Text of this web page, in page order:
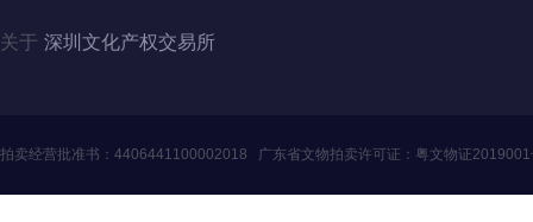
关于 深圳文化产权交易所
拍卖经营批准书： 4406441100002018 广东省文物拍卖许可证： 粤文物证2019001